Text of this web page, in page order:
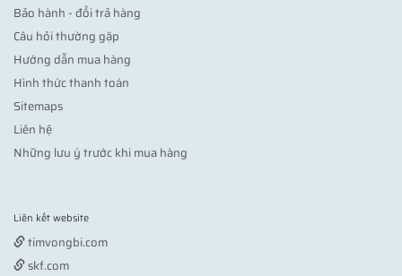
Bảo hành - đổi trả hàng
Câu hỏi thường gặp
Hướng dẫn mua hàng
Hình thức thanh toán
Sitemaps
Liên hệ
Những lưu ý trước khi mua hàng
Liên kết website
timvongbi.com
skf.com